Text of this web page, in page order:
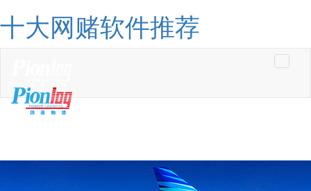
十大网赌软件推荐